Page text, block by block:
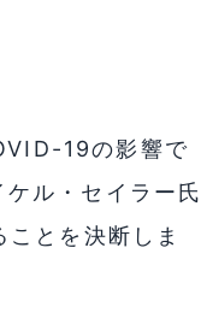
19の影響で
ル・セイラー氏
とを決断しま